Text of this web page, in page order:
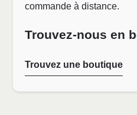
commande à distance.
Trouvez-nous en
Trouvez une boutique